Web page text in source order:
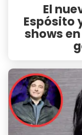
El
Espósito
shows